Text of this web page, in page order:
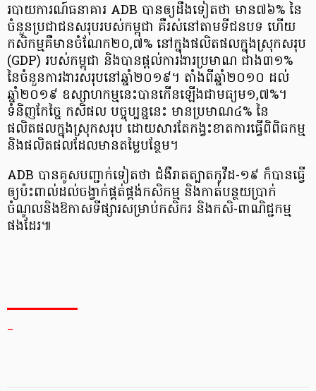
របាយការណ៍​ធនាគារ ADB បានឲ្យដឹងទៀតថា មាន​៧៦% នៃ​
ចំនួន​ប្រជាជន​សរុប​របស់​កម្ពុជា គឺរស់នៅ​តាម​ទីជនបទ ហើយ​
កសិកម្ម​គឺមាន​ចំណែក​២០,៧% នៅក្នុង​ផលិតផល​ក្នុងស្រុក​សរុប​
(GDP) របស់​កម្ពុជា និង​បាន​ផ្ដល់ការងារ​ប្រមាណ ជាង​៣១%
នៃ​ចំនួន​ការងារ​សរុប​នៅឆ្នាំ២០១៩។ តាំងពីឆ្នាំ២០១០ ដល់
ឆ្នាំ២០១៩ ឧស្សាហកម្ម​នេះ​បាន​កើនឡើង​ជាមធ្យម​១,៧%។
ទំនិញ​កែច្នៃ កសិផល បច្ចុប្បន្ន​នេះ មាន​ប្រមាណ​៤% នៃ
ផលិតផល​ក្នុងស្រុក​សរុប ដោយសារតែ​កង្វះខាត​ការធ្វើ​ពិពិធកម្ម
និង​ផលិតផល​ដែលមាន​តម្លៃបន្ថែម​។
ADB បានគូសបញ្ជាក់ទៀតថា ជំងឺរាតត្បាត​កូវីដ-១៩ ក៏បានធ្វើ
ឲ្យ​ប៉ះពាល់​ដល់​ចង្វាក់​ផ្គត់ផ្គង់​កសិកម្ម និង​កាត់បន្ថយ​ប្រាក់
ចំណូល​ និងឱកាស​ទីផ្សារ​សម្រាប់​កសិករ និងកសិ-ពាណិជ្ជកម្ម​
ផងដែរ៕
_